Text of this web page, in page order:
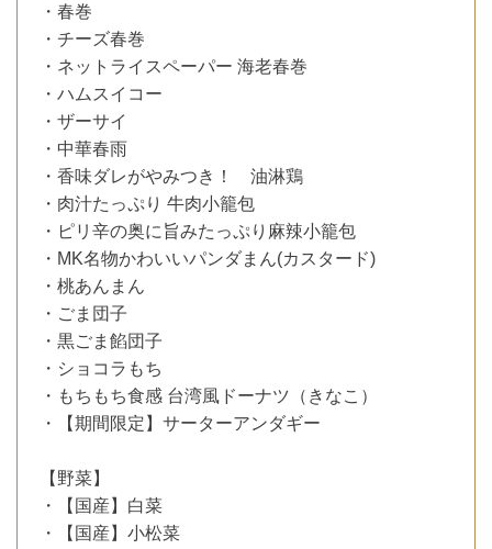
・春巻
・チーズ春巻
・ネットライスペーパー 海老春巻
・ハムスイコー
・ザーサイ
・中華春雨
・香味ダレがやみつき！ 油淋鶏
・肉汁たっぷり 牛肉小籠包
・ピリ辛の奥に旨みたっぷり麻辣小籠包
・MK名物かわいいパンダまん(カスタード)
・桃あんまん
・ごま団子
・黒ごま餡団子
・ショコラもち
・もちもち食感 台湾風ドーナツ（きなこ）
・【期間限定】サーターアンダギー
【野菜】
・【国産】白菜
・【国産】小松菜